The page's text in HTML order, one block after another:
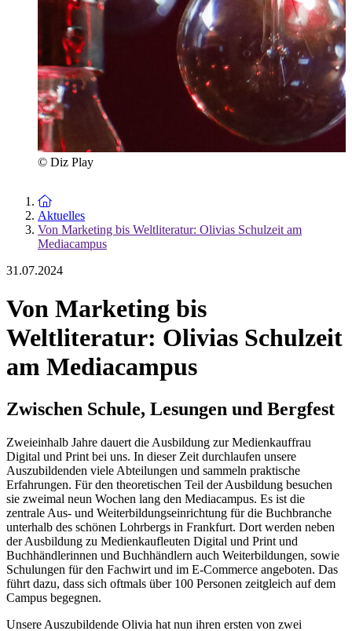
© Diz Play
Zur Startseite
Aktuelles
Von Marketing bis Weltliteratur: Olivias Schulzeit am
Mediacampus
31.07.2024
Von Marketing bis
Weltliteratur: Olivias Schulzeit
am Mediacampus
Zwischen Schule, Lesungen und Bergfest
Zweieinhalb Jahre dauert die Ausbildung zur Medienkauffrau
Digital und Print bei uns. In dieser Zeit durchlaufen unsere
Auszubildenden viele Abteilungen und sammeln praktische
Erfahrungen. Für den theoretischen Teil der Ausbildung besuchen
sie zweimal neun Wochen lang den Mediacampus. Es ist die
zentrale Aus- und Weiterbildungseinrichtung für die Buchbranche
unterhalb des schönen Lohrbergs in Frankfurt. Dort werden neben
der Ausbildung zu Medienkaufleuten Digital und Print und
Buchhändlerinnen und Buchhändlern auch Weiterbildungen, sowie
Schulungen für den Fachwirt und im E-Commerce angeboten. Das
führt dazu, dass sich oftmals über 100 Personen zeitgleich auf dem
Campus begegnen.
Unsere Auszubildende Olivia hat nun ihren ersten von zwei